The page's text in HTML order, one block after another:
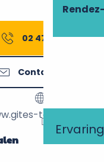
02 47 27 56▒▒
Contacteer ons
touraine.com